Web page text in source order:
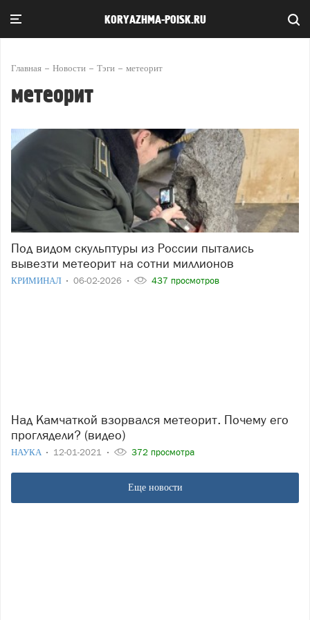
KORYAZHMA-POISK.RU
Главная Новости Тэги метеорит
метеорит
Под видом скульптуры из России пытались
вывезти метеорит на сотни миллионов
КРИМИНАЛ 06-02-2026 437 просмотров
Над Камчаткой взорвался метеорит. Почему его
проглядели? (видео)
НАУКА 12-01-2021 372 просмотра
Еще новости